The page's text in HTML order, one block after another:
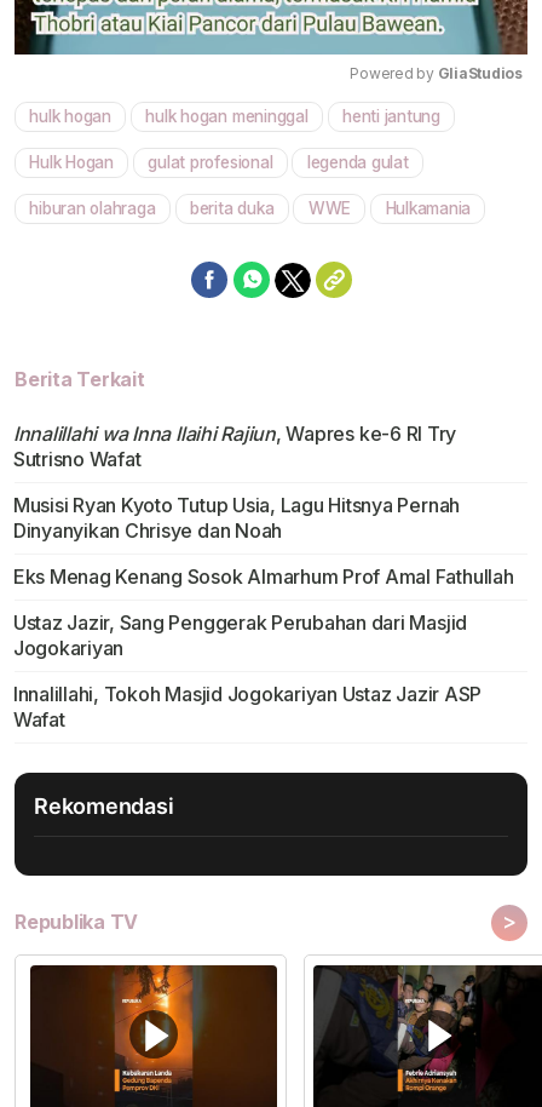
Mute
Powered by GliaStudios
hulk hogan hulk hogan meninggal henti jantung
Hulk Hogan gulat profesional legenda gulat
hiburan olahraga berita duka WWE Hulkamania
Berita Terkait
Innalillahi wa Inna Ilaihi Rajiun, Wapres ke-6 RI Try
Sutrisno Wafat
Musisi Ryan Kyoto Tutup Usia, Lagu Hitsnya Pernah
Dinyanyikan Chrisye dan Noah
Eks Menag Kenang Sosok Almarhum Prof Amal Fathullah
Ustaz Jazir, Sang Penggerak Perubahan dari Masjid
Jogokariyan
Innalillahi, Tokoh Masjid Jogokariyan Ustaz Jazir ASP
Wafat
Rekomendasi
Republika TV >